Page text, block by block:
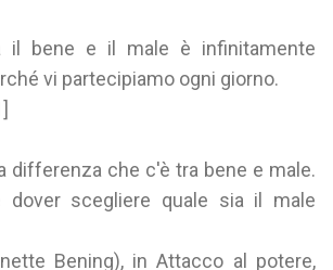
il bene e il male è infinitamente
vi partecipiamo ogni giorno.
differenza che c'è tra bene e male.
dover scegliere quale sia il male
Bening), in Attacco al potere,